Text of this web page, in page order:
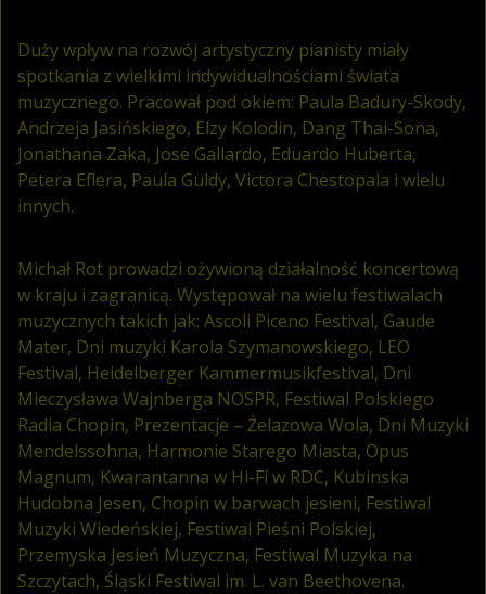
Duży wpływ na rozwój artystyczny pianisty miały
spotkania z wielkimi indywidualnościami świata
muzycznego. Pracował pod okiem: Paula Badury-Skody,
Andrzeja Jasińskiego, Elzy Kolodin, Dang Thai-Sona,
Jonathana Zaka, Jose Gallardo, Eduardo Huberta,
Petera Eflera, Paula Guldy, Victora Chestopala i wielu
innych.
Michał Rot prowadzi ożywioną działalność koncertową
w kraju i zagranicą. Występował na wielu festiwalach
muzycznych takich jak: Ascoli Piceno Festival, Gaude
Mater, Dni muzyki Karola Szymanowskiego, LEO
Festival, Heidelberger Kammermusikfestival, Dni
Mieczysława Wajnberga NOSPR, Festiwal Polskiego
Radia Chopin, Prezentacje – Żelazowa Wola, Dni Muzyki
Mendelssohna, Harmonie Starego Miasta, Opus
Magnum, Kwarantanna w Hi-Fi w RDC, Kubinska
Hudobna Jesen, Chopin w barwach jesieni, Festiwal
Muzyki Wiedeńskiej, Festiwal Pieśni Polskiej,
Przemyska Jesień Muzyczna, Festiwal Muzyka na
Szczytach, Śląski Festiwal im. L. van Beethovena.